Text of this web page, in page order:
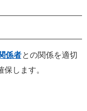
係者との関係を適切
します。